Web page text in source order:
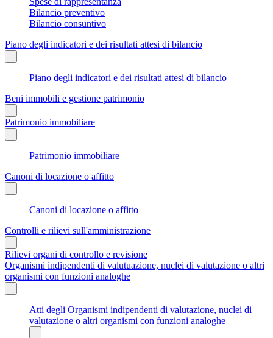
Bilancio preventivo
Bilancio consuntivo
Piano degli indicatori e dei risultati attesi di bilancio
Piano degli indicatori e dei risultati attesi di bilancio
Beni immobili e gestione patrimonio
Patrimonio immobiliare
Patrimonio immobiliare
Canoni di locazione o affitto
Canoni di locazione o affitto
Controlli e rilievi sull'amministrazione
Rilievi organi di controllo e revisione
Organismi indipendenti di valutuazione, nuclei di valutazione o altri
organismi con funzioni analoghe
Atti degli Organismi indipendenti di valutazione, nuclei di
valutazione o altri organismi con funzioni analoghe